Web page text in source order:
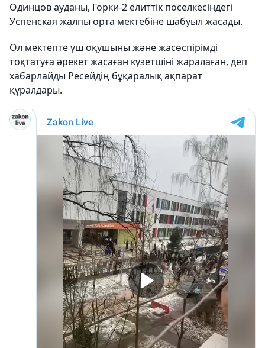
Одинцов ауданы, Горки-2 елиттік поселкесіндегі
Успенская жалпы орта мектебіне шабуыл жасады.
Ол мектепте үш оқушыны және жасөспірімді
тоқтатуға әрекет жасаған күзетшіні жаралаған, деп
хабарлайды Ресейдің бұқаралық ақпарат
құралдары.